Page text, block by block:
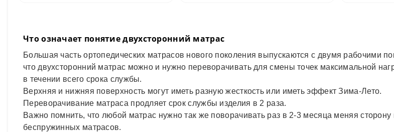
Что означает понятие двухсторонний матрас
Большая часть ортопедических матрасов нового поколения выпускаются с двумя рабочими
что двухсторонний матрас можно и нужно переворачивать для смены точек максимальной
в течении всего срока службы.
Верхняя и нижняя поверхность могут иметь разную жесткость или иметь эффект Зима-Лето.
Переворачивание матраса продляет срок службы изделия в 2 раза.
Важно помнить, что любой матрас нужно так же поворачивать раз в 2-3 месяца меняя
беспружинных матрасов.